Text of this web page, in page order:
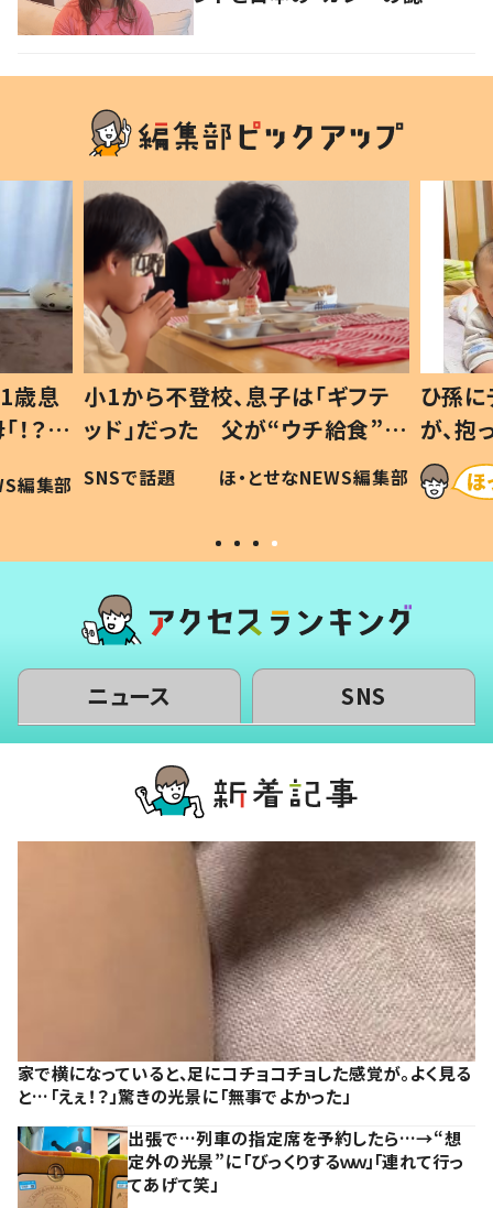
歳息
？」
編集部
小1から不登校、息子は「ギフテ
ッド」だった 父が“ウチ給食”を
作り続ける理由とは #令和の親
#令和の子
SNSで話題 ほ・とせなNEWS編集部
ひ孫
が、
「涙が
い」
ニュース SNS
家で横になっていると、足にコチョコチョした感覚が。よく見る
と…「えぇ！？」驚きの光景に「無事でよかった」
出張で…列車の指定席を予約したら…→“想
定外の光景”に「びっくりするｗｗ」「連れて行っ
てあげて笑」